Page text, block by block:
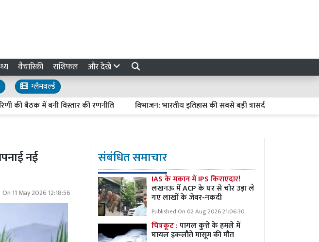
वैचारिकी राशिफल और देखें
ग्लैमवर्ल्ड
में बनी विस्तार की रणनीति विभाजन: भारतीय इतिहास की सबसे बड़ी त्रासदी
नई
On 11 May 2026 12:18:56
संबंधित समाचार
IAS के मकान में IPS किराएदार!
लखनऊ में ACP के घर से चोर उड़ा ले
गए लाखों के जेवर-नकदी
Published On 02 Aug 2026 21:06:30
चित्रकूट :पागल कुत्ते के हमले में
घायल इकलौते मासूम की मौत